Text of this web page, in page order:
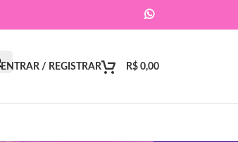
ENTRAR / REGISTRAR R$ 0,00